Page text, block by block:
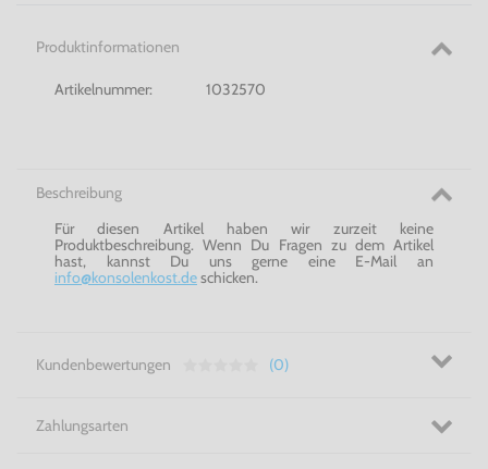
Produktinformationen
Artikelnummer: 1032570
Beschreibung
Für diesen Artikel haben wir zurzeit keine
Produktbeschreibung. Wenn Du Fragen zu dem Artikel
hast, kannst Du uns gerne eine E-Mail an
info@konsolenkost.deschicken.
Kundenbewertungen (0)
Zahlungsarten